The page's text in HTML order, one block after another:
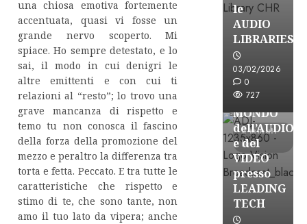
una chiosa emotiva fortemente
accentuata, quasi vi fosse un
grande nervo scoperto. Mi
spiace. Ho sempre detestato, e lo
sai, il modo in cui denigri le
altre emittenti e con cui ti
relazioni al “resto”; lo trovo una
grave mancanza di rispetto e
temo tu non conosca il fascino
della forza della promozione del
mezzo e peraltro la differenza tra
torta e fetta. Peccato. E tra tutte le
caratteristiche che rispetto e
stimo di te, che sono tante, non
amo il tuo lato da vipera; anche
le
AUDIO
LIBRARIES
03/02/2026
0
727
2 minuti
letti
Partnership
VISION
BROADCAST,
ESPLORARE
il
MONDO
dell’AUDIO
e del
VIDEO
presso
LEADING
TECH